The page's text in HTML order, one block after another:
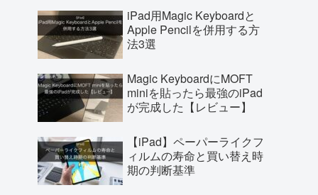
iPad用Magic Keyboardと
Apple Pencilを併用する方
法3選
Magic KeyboardにMOFT
miniを貼ったら最強のiPad
が完成した【レビュー】
【iPad】ペーパーライクフ
ィルムの寿命と買い替え時
期の判断基準